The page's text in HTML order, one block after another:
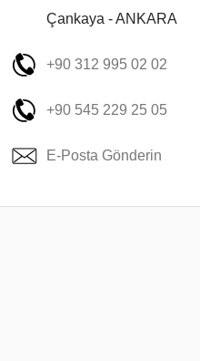
Çankaya - ANKARA
+90 312 995 02 02
+90 545 229 25 05
E-Posta Gönderin